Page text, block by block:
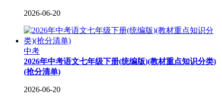
2026-06-20
中考
2026年中考语文七年级下册(统编版)(教材重点知识分类)
(抢分清单)
2026-06-20